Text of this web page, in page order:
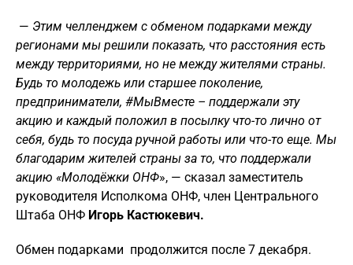
— Этим челленджем с обменом подарками между
регионами мы решили показать, что расстояния есть
между территориями, но не между жителями страны.
Будь то молодежь или старшее поколение,
предприниматели, #МыВместе – поддержали эту
акцию и каждый положил в посылку что-то лично от
себя, будь то посуда ручной работы или что-то еще. Мы
благодарим жителей страны за то, что поддержали
акцию «Молодёжки ОНФ», — сказал заместитель
руководителя Исполкома ОНФ, член Центрального
Штаба ОНФ Игорь Кастюкевич.
Обмен подарками продолжится после 7 декабря.